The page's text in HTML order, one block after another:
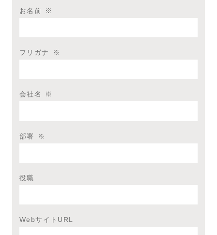
お名前 ※
フリガナ ※
会社名 ※
部署 ※
役職
WebサイトURL